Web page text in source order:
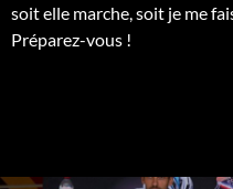
soit elle marche, soit je me
Préparez-vous !